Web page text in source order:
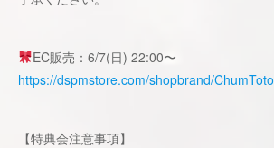
EC販売：6/7(日) 22:00〜
https://dspmstore.com/shopbrand/ChumToto
【特典会注意事項】